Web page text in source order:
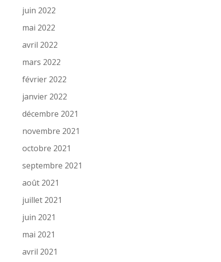
juin 2022
mai 2022
avril 2022
mars 2022
février 2022
janvier 2022
décembre 2021
novembre 2021
octobre 2021
septembre 2021
août 2021
juillet 2021
juin 2021
mai 2021
avril 2021